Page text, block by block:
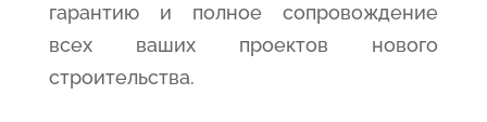
гарантию и полное сопровождение
всех ваших проектов нового
строительства.